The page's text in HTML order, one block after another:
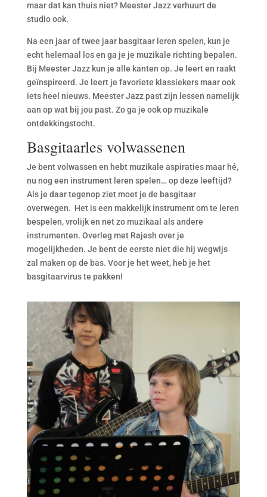
maar dat kan thuis niet? Meester Jazz verhuurt de
studio ook.
Na een jaar of twee jaar basgitaar leren spelen, kun je
echt helemaal los en ga je je muzikale richting bepalen.
Bij Meester Jazz kun je alle kanten op. Je leert en raakt
geïnspireerd. Je leert je favoriete klassiekers maar ook
iets heel nieuws. Meester Jazz past zijn lessen namelijk
aan op wat bij jou past. Zo ga je ook op muzikale
ontdekkingstocht.
Basgitaarles volwassenen
Je bent volwassen en hebt muzikale aspiraties maar hé,
nu nog een instrument leren spelen… op deze leeftijd?
Als je daar tegenop ziet moet je de basgitaar
overwegen. Het is een makkelijk instrument om te leren
bespelen, vrolijk en net zo muzikaal als andere
instrumenten. Overleg met Rajesh over je
mogelijkheden. Je bent de eerste niet die hij wegwijs
zal maken op de bas. Voor je het weet, heb je het
basgitaarvirus te pakken!